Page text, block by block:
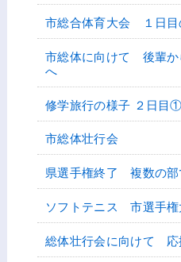
市総合体育大会 １日目
市総体に向けて 後輩
へ
修学旅行の様子 ２日目①
市総体壮行会
県選手権終了 複数の部
ソフトテニス 市選手権
総体壮行会に向けて 応